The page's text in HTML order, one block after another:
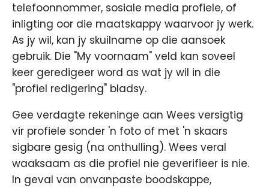
telefoonnommer, sosiale media profiele, of
inligting oor die maatskappy waarvoor jy werk.
As jy wil, kan jy skuilname op die aansoek
gebruik. Die "My voornaam" veld kan soveel
keer geredigeer word as wat jy wil in die
"profiel redigering" bladsy.
Gee verdagte rekeninge aan Wees versigtig
vir profiele sonder 'n foto of met 'n skaars
sigbare gesig (na onthulling). Wees veral
waaksaam as die profiel nie geverifieer is nie.
In geval van onvanpaste boodskappe,